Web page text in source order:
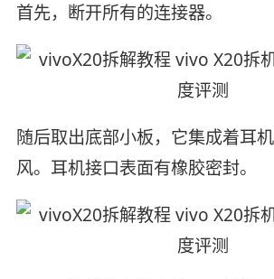
首先，断开所有的连接器。
随后取出底部小板，它集成着耳
风。耳机接口表面有橡胶密封。